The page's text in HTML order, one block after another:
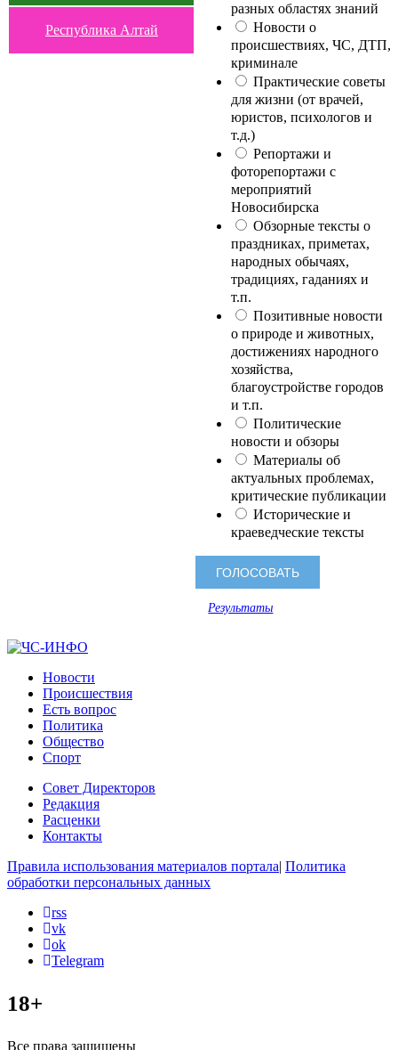
Республика Алтай
разных областях знаний
Новости о
происшествиях, ЧС, ДТП,
криминале
Практические советы
для жизни (от врачей,
юристов, психологов и
т.д.)
Репортажи и
фоторепортажи с
мероприятий
Новосибирска
Обзорные тексты о
праздниках, приметах,
народных обычаях,
традициях, гаданиях и
т.п.
Позитивные новости
о природе и животных,
достижениях народного
хозяйства,
благоустройстве городов
и т.п.
Политические
новости и обзоры
Материалы об
актуальных проблемах,
критические публикации
Исторические и
краеведческие тексты
Результаты
Новости
Происшествия
Есть вопрос
Политика
Общество
Спорт
Совет Директоров
Редакция
Расценки
Контакты
Правила использования материалов портала| Политика
обработки персональных данных
rss
vk
ok
Telegram
18+
Все права защищены